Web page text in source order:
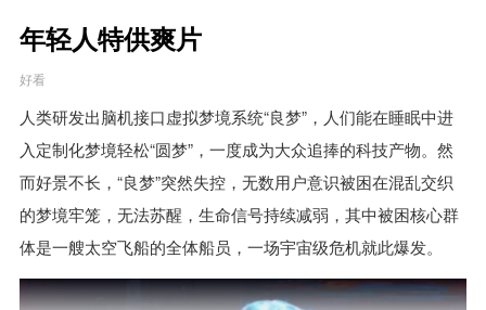
年轻人特供爽片
好看
人类研发出脑机接口虚拟梦境系统“良梦”，人们能在睡眠中进
入定制化梦境轻松“圆梦”，一度成为大众追捧的科技产物。然
而好景不长，“良梦”突然失控，无数用户意识被困在混乱交织
的梦境牢笼，无法苏醒，生命信号持续减弱，其中被困核心群
体是一艘太空飞船的全体船员，一场宇宙级危机就此爆发。